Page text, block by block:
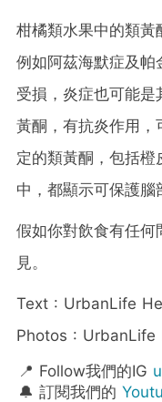
柑橘類水果中的類黃
例如阿茲海默症及帕
受損，炎症也可能
黃酮，有抗炎作用，
定的類黃酮，包括
中，都顯示可保護腦
假如你對飲食有任何
見。
Text : UrbanLife
Photos : UrbanLife
📍 Follow我們的IG
🔔 訂閱我們的